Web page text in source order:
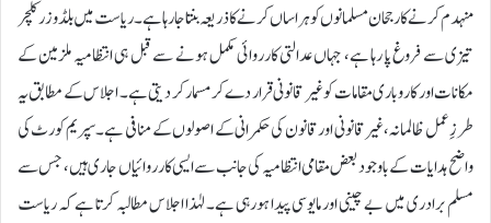
منہدم کرنے کا رجحان مسلمانوں کو ہراساں کرنے کا ذریعہ بنتا جا رہا ہے۔ ریاست میں بلڈوزر کلچر
تیزی سے فروغ پا رہا ہے، جہاں عدالتی کارروائی مکمل ہونے سے قبل ہی انتظامیہ ملزمین کے
مکانات اور کاروباری مقامات کو غیر قانونی قرار دے کر مسمار کر دیتی ہے۔ اجلاس کے مطابق یہ
طرزِ عمل ظالمانہ، غیر قانونی اور قانون کی حکمرانی کے اصولوں کے منافی ہے۔ سپریم کورٹ کی
واضح ہدایات کے باوجود بعض مقامی انتظامیہ کی جانب سے ایسی کارروائیاں جاری ہیں، جس سے
مسلم برادری میں بے چینی اور مایوسی پیدا ہو رہی ہے۔ لہٰذا اجلاس مطالبہ کرتا ہے کہ ریاست